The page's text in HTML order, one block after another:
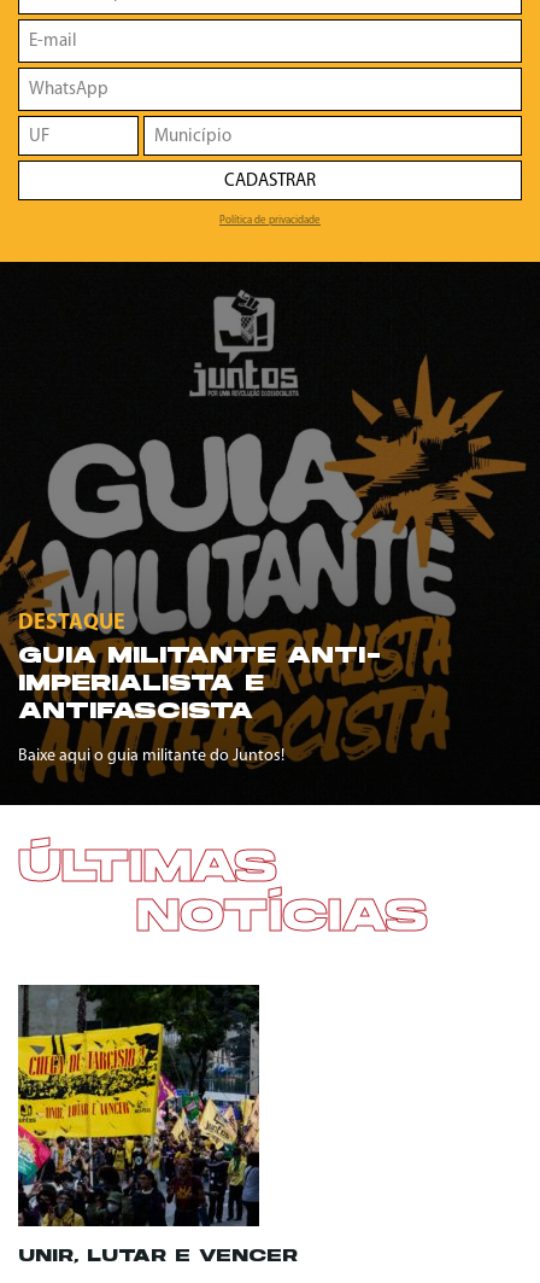
CADASTRAR
Política de privacidade
DESTAQUE
GUIA MILITANTE ANTI-
IMPERIALISTA E
ANTIFASCISTA
Baixe aqui o guia militante do Juntos!
ÚLTIMAS
NOTÍCIAS
UNIR, LUTAR E VENCER